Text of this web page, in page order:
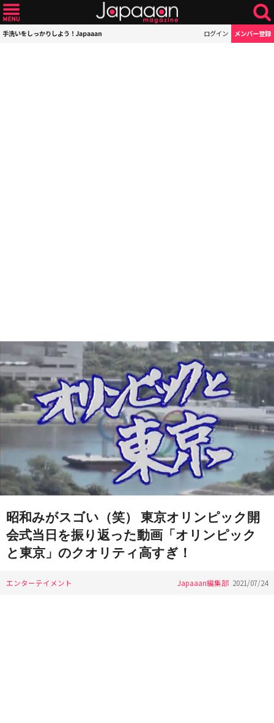
手洗いをしっかりしよう！Japaaan ログイン メンバー登録
昭和みがスゴい（笑） 東京オリンピック開
会式当日を振り返った動画「オリンピック
と東京」のクオリティ高すぎ！
エンターテイメント Japaaan編集部 2021/07/24